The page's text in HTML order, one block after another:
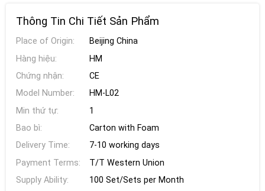
Thông Tin Chi Tiết Sản Phẩm
Place of Origin:
Beijing China
Hàng hiệu:
HM
Chứng nhận:
CE
Model Number:
HM-L02
Min thứ tự:
1
Bao bì:
Carton with Foam
Delivery Time:
7-10 working days
Payment Terms:
T/T Western Union
Supply Ability:
100 Set/Sets per Month